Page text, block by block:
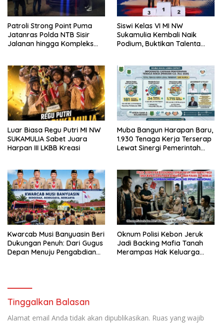
Patroli Strong Point Puma
Jatanras Polda NTB Sisir
Jalanan hingga Kompleks
Siswi Kelas VI MI NW
Sukamulia Kembali Naik
Podium, Buktikan Talenta
Luar Biasa Regu Putri MI NW
SUKAMULIA Sabet Juara
Harpan III LKBB Kreasi
Muba Bangun Harapan Baru,
1.930 Tenaga Kerja Terserap
Lewat Sinergi Pemerintah
Kwarcab Musi Banyuasin Beri
Dukungan Penuh: Dari Gugus
Depan Menuju Pengabdian
Oknum Polisi Kebon Jeruk
Jadi Backing Mafia Tanah
Merampas Hak Keluarga
Tinggalkan Balasan
Alamat email Anda tidak akan dipublikasikan. Ruas yang wajib